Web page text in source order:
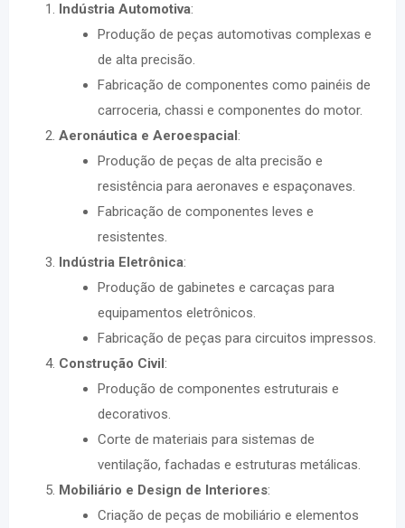
Indústria Automotiva:
Produção de peças automotivas complexas e
de alta precisão.
Fabricação de componentes como painéis de
carroceria, chassi e componentes do motor.
Aeronáutica e Aeroespacial:
Produção de peças de alta precisão e
resistência para aeronaves e espaçonaves.
Fabricação de componentes leves e
resistentes.
Indústria Eletrônica:
Produção de gabinetes e carcaças para
equipamentos eletrônicos.
Fabricação de peças para circuitos impressos.
Construção Civil:
Produção de componentes estruturais e
decorativos.
Corte de materiais para sistemas de
ventilação, fachadas e estruturas metálicas.
Mobiliário e Design de Interiores:
Criação de peças de mobiliário e elementos